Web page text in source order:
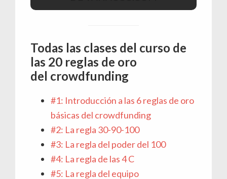
Todas las clases del curso de
las 20 reglas de oro
del crowdfunding
#1: Introducción a las 6 reglas de oro
básicas del crowdfunding
#2: La regla 30-90-100
#3: La regla del poder del 100
#4: La regla de las 4 C
#5: La regla del equipo